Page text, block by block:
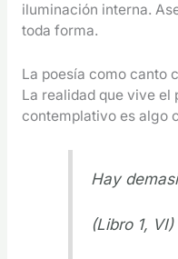
iluminación interna.
toda forma.
La poesía como canto
La realidad que vive el
contemplativo es algo
Hay
(Libro 1, VI)